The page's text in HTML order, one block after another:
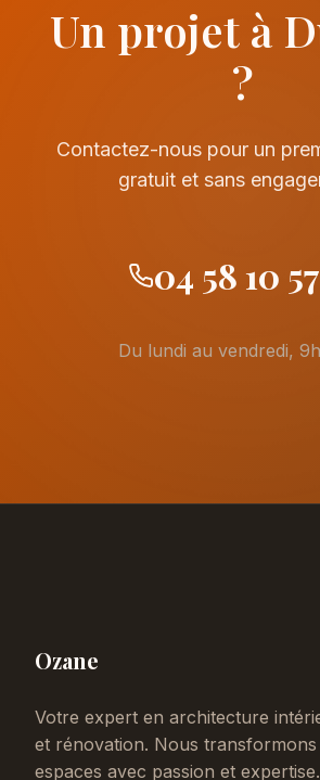
Un projet à
?
Contactez-nous pour un
gratuit et sans
04 58 10
Du lundi au vendredi,
Ozane
Votre expert en architecture
et rénovation. Nous transformons
espaces avec passion et expertise.